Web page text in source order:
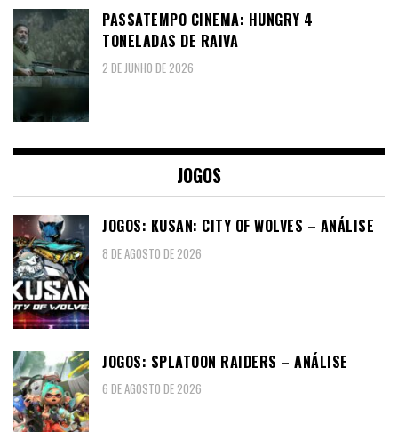
PASSATEMPO CINEMA: HUNGRY 4
TONELADAS DE RAIVA
2 DE JUNHO DE 2026
JOGOS
JOGOS: KUSAN: CITY OF WOLVES – ANÁLISE
8 DE AGOSTO DE 2026
JOGOS: SPLATOON RAIDERS – ANÁLISE
6 DE AGOSTO DE 2026